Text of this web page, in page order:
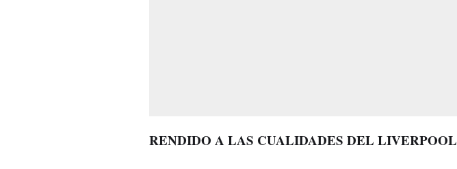
RENDIDO A LAS CUALIDADES DEL LIVERPOOL